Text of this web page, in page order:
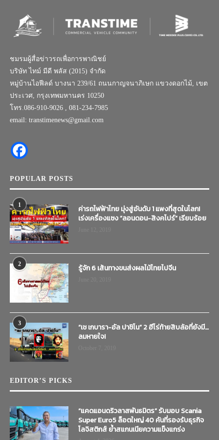
ชมรมผู้สื่อข่าวรถเพื่อการพาณิชย์
บริษัท ไทม์ มีดี พลัส (2015) จำกัด
หมู่บ้านไอฟีลด์ บางนา 239/61 ถนนกาญจนาภิเษก แขวงดอกไม้, เขต
ประเวศ, กรุงเทพมหานคร 10250
โทร.086-910-9026 , 081-234-7985
email: transtimenews@gmail.com
POPULAR POSTS
1
ค่ารถไฟฟ้าไทย มุ่งสู่อันดับ 1 แพงที่สุดในโลก!
เร่งเครื่องแซง “ลอนดอน-สิงคโปร์” เรียบร้อย
2 รู้จัก 6 เส้นทางขนส่งผลไม้ไทยไปจีน
3
“เช เกบารา-อัล ปาชิโน” 2 ฮีโร่ท้ายสิบล้อที่ยังมี…
ลมหายใจ!
EDITOR’S PICKS
“แคดแอนดริวลาสพันธมิตร” รับมอบ Scania
Super Euro5 ล็อตใหญ่ 40 คันที่รองรับธุรกิจ
โลจิสติกส์ ย้ำสแกนเนียความแข็งแกร่ง